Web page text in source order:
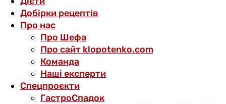
Добірки рецептів
Про нас
Про Шефа
Про сайт klopotenko.com
Команда
Наші експерти
Спецпроєкти
ГастроСпадок